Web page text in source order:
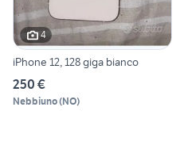
4
iPhone 12, 128 giga bianco
250 €
Nebbiuno(NO)